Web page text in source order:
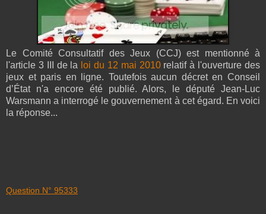
Le Comité Consultatif des Jeux (CCJ) est mentionné à
l'article 3 III de la loi du 12 mai 2010relatif à l'ouverture des
jeux et paris en ligne. Toutefois aucun décret en Conseil
d’État n'a encore été publié. Alors, le député Jean-Luc
Warsmann a interrogé le gouvernement à cet égard. En voici
la réponse...
Question N° 95333